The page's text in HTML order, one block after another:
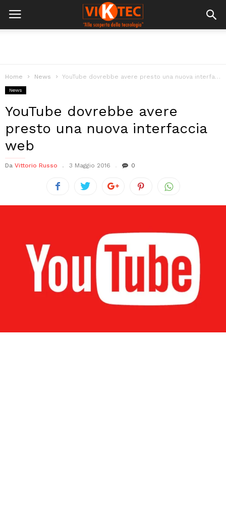
Home News YouTube dovrebbe avere presto una nuova interfaccia web
News
YouTube dovrebbe avere
presto una nuova interfaccia
web
Da Vittorio Russo 3 Maggio 2016 0